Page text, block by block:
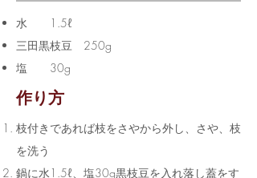
水 1.5ℓ
三田黒枝豆 250g
塩 30g
​作り方
枝付きであれば枝をさやから外し、さや、枝
を洗う
鍋に水1.5ℓ、塩30g黒枝豆を入れ落し蓋をす